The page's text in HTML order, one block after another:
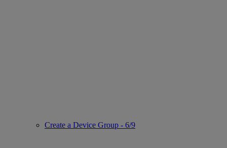
Create a Device Group - 6/9